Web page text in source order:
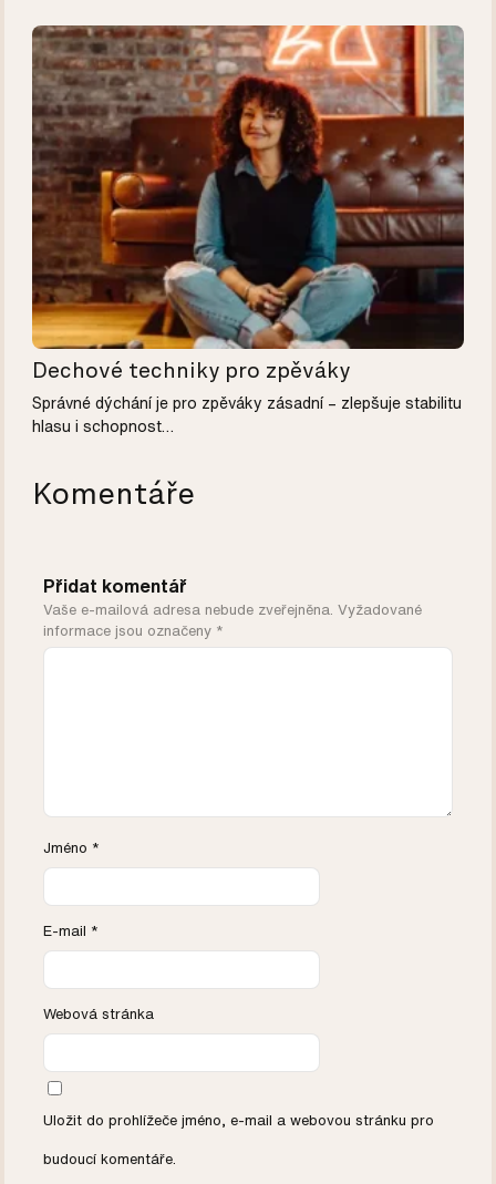
Dechové techniky pro zpěváky
Správné dýchání je pro zpěváky zásadní – zlepšuje stabilitu
hlasu i schopnost…
Komentáře
Přidat komentář
Vaše e-mailová adresa nebude zveřejněna.
Vyžadované
informace jsou označeny *
Jméno *
E-mail *
Webová stránka
Uložit do prohlížeče jméno, e-mail a webovou stránku pro
budoucí komentáře.